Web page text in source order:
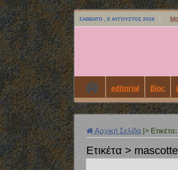
ΣΆΒΒΑΤΟ , 8 ΑΎΓΟΥΣΤΟΣ 2026
editorial βίος
Αρχική Σελίδα |>Ετικέτα:
Ετικέτα >mascotte